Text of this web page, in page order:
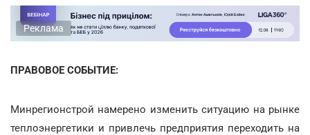
Реклама
ПРАВОВОЕ СОБЫТИЕ:
Минрегионстрой намерено изменить ситуацию на рынке
теплоэнергетики и привлечь предприятия переходить на